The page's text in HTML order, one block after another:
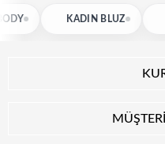
KADIN BLUZ KADIN